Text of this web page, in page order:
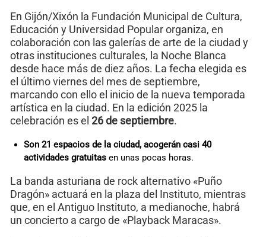
En Gijón/Xixón la Fundación Municipal de Cultura,
Educación y Universidad Popular organiza, en
colaboración con las galerías de arte de la ciudad y
otras instituciones culturales, la Noche Blanca
desde hace más de diez años. La fecha elegida es
el último viernes del mes de septiembre,
marcando con ello el inicio de la nueva temporada
artística en la ciudad. En la edición 2025 la
celebración es el 26 de septiembre.
Son 21 espacios de la ciudad, acogerán casi 40
actividades gratuitasen unas pocas horas.
La banda asturiana de rock alternativo «Puño
Dragón» actuará en la plaza del Instituto, mientras
que, en el Antiguo Instituto, a medianoche, habrá
un concierto a cargo de «Playback Maracas».